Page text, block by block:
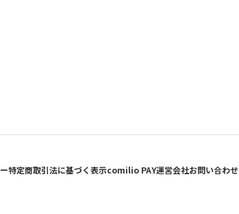
特定商取引法に基づく表示comilio PAY運営会社お問い合わせ